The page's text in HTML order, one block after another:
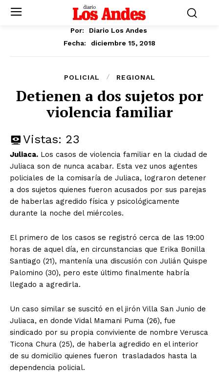
Por:
Diario Los Andes
Fecha:
diciembre 15, 2018
POLICIAL REGIONAL
Detienen a dos sujetos por
violencia familiar
Vistas: 23
Juliaca. Los casos de violencia familiar en la ciudad de
Juliaca son de nunca acabar. Esta vez unos agentes
policiales de la comisaría de Juliaca, lograron detener
a dos sujetos quienes fueron acusados por sus parejas
de haberlas agredido física y psicológicamente
durante la noche del miércoles.
El primero de los casos se registró cerca de las 19:00
horas de aquel día, en circunstancias que Erika Bonilla
Santiago (21), mantenía una discusión con Julián Quispe
Palomino (30), pero este último finalmente habría
llegado a agredirla.
Un caso similar se suscitó en el jirón Villa San Junio de
Juliaca, en donde Vidal Mamani Puma (26), fue
sindicado por su propia conviviente de nombre Verusca
Ticona Chura (25), de haberla agredido en el interior
de su domicilio quienes fueron trasladados hasta la
dependencia policial.